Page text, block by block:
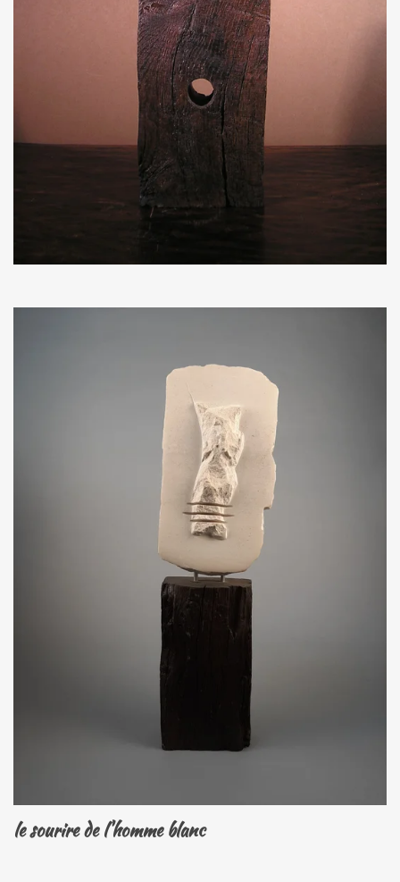
le sourire de l'homme blanc